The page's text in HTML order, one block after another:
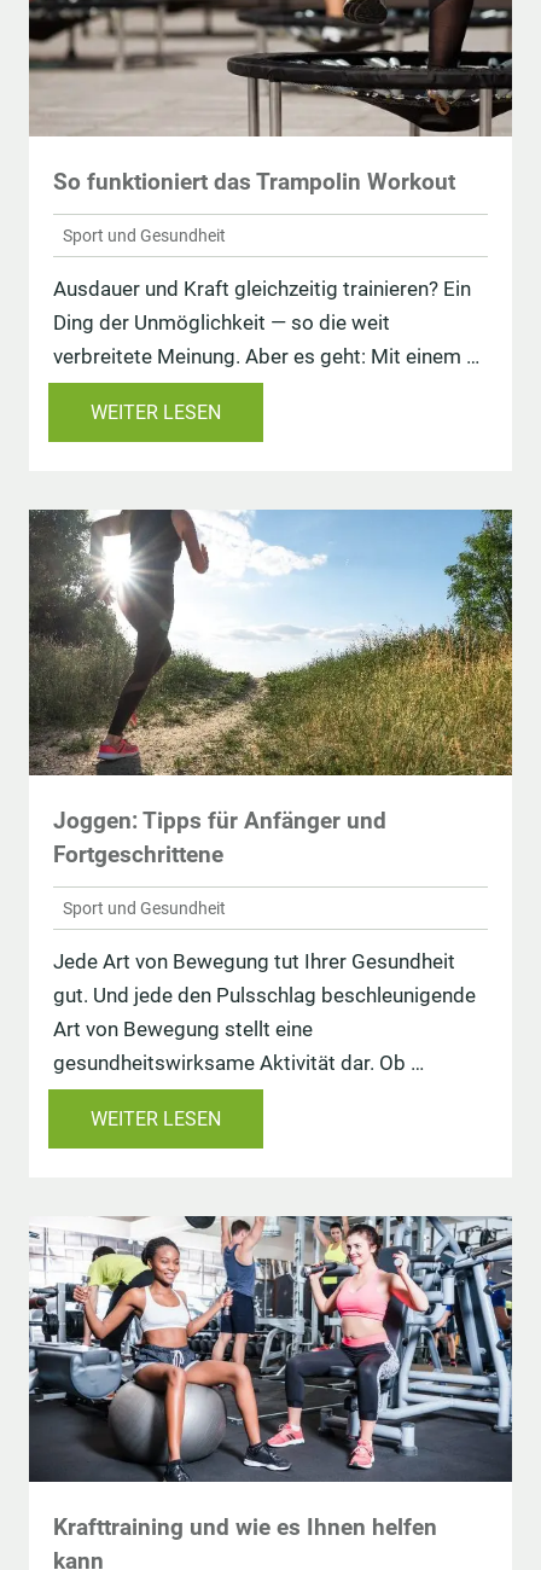
So funktioniert das Trampolin Workout
Sport und Gesundheit
Ausdauer und Kraft gleichzeitig trainieren? Ein
Ding der Unmöglichkeit — so die weit
verbreitete Meinung. Aber es geht: Mit einem …
WEITER LESEN
Joggen: Tipps für Anfänger und
Fortgeschrittene
Sport und Gesundheit
Jede Art von Bewegung tut Ihrer Gesundheit
gut. Und jede den Pulsschlag beschleunigende
Art von Bewegung stellt eine
gesundheitswirksame Aktivität dar. Ob …
WEITER LESEN
Krafttraining und wie es Ihnen helfen
kann